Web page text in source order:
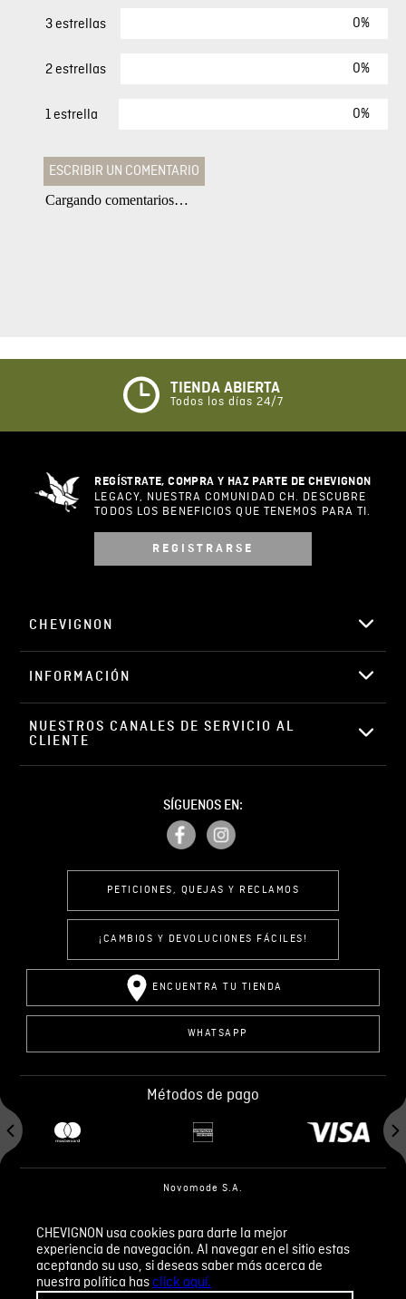
CHEVIGNON usa cookies para darte la mejor
experiencia de navegación. Al navegar en el sitio estas
aceptando su uso, si deseas saber más acerca de
nuestra política hasclick aquí.
3 estrellas 0%
2 estrellas 0%
1 estrella 0%
ESCRIBIR UN COMENTARIO
Califique el producto de 1 a 5 estrellas
★☆ ☆
Su nombre
Correo electrónico
ENVIAR COMENTARIO
Cargando comentarios…
TIENDA ABIERTA
Todos los días 24/7
REGÍSTRATE, COMPRA Y HAZ PARTE DE CHEVIGNON
LEGACY, NUESTRA COMUNIDAD CH. DESCUBRE
TODOS LOS BENEFICIOS QUE TENEMOS PARA TI.
REGISTRARSE
CHEVIGNON
INFORMACIÓN
NUESTROS CANALES DE SERVICIO AL
CLIENTE
SÍGUENOS EN:
PETICIONES, QUEJAS Y RECLAMOS
¡CAMBIOS Y DEVOLUCIONES FÁCILES!
ENCUENTRA TU TIENDA
WHATSAPP
Métodos de pago
Novomode S.A.
Términos y condiciones
Políticas de privacidad
Tratamiento de datos personales